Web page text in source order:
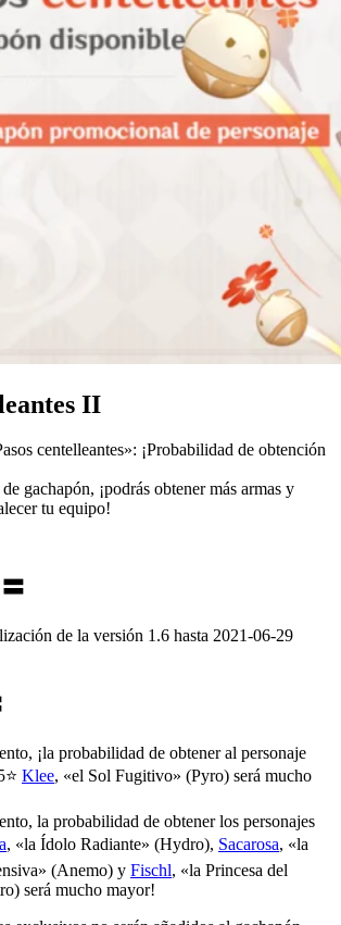
II
centelleantes»: ¡Probabilidad de obtención
gachapón, ¡podrás obtener más armas y
tu equipo!
de la versión 1.6 hasta 2021-06-29
¡la probabilidad de obtener al personaje
Klee, «el Sol Fugitivo» (Pyro) será mucho
la probabilidad de obtener los personajes
, «la Ídolo Radiante» (Hydro), Sacarosa, «la
(Anemo) y Fischl, «la Princesa del
será mucho mayor!